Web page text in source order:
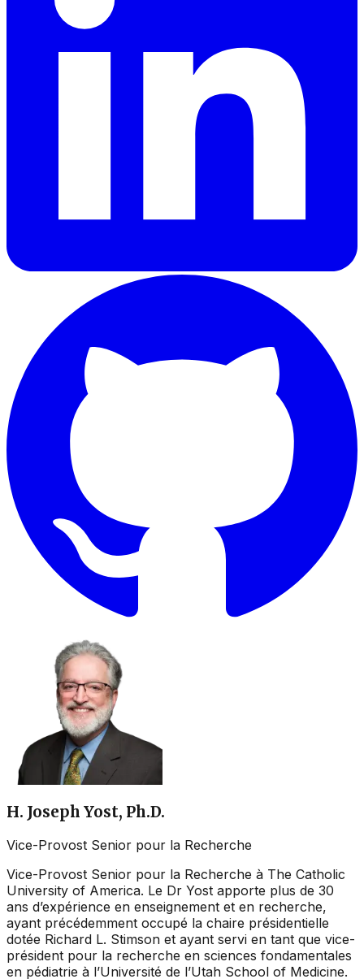
H. Joseph Yost, Ph.D.
Vice-Provost Senior pour la Recherche
Vice-Provost Senior pour la Recherche à The Catholic
University of America. Le Dr Yost apporte plus de 30
ans d’expérience en enseignement et en recherche,
ayant précédemment occupé la chaire présidentielle
dotée Richard L. Stimson et ayant servi en tant que vice-
président pour la recherche en sciences fondamentales
en pédiatrie à l’Université de l’Utah School of Medicine.